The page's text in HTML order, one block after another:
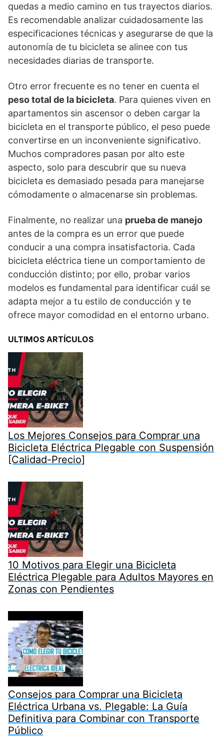
quedas a medio camino en tus trayectos diarios.
Es recomendable analizar cuidadosamente las
especificaciones técnicas y asegurarse de que la
autonomía de tu bicicleta se alinee con tus
necesidades diarias de transporte.
Otro error frecuente es no tener en cuenta el
peso total de la bicicleta. Para quienes viven en
apartamentos sin ascensor o deben cargar la
bicicleta en el transporte público, el peso puede
convertirse en un inconveniente significativo.
Muchos compradores pasan por alto este
aspecto, solo para descubrir que su nueva
bicicleta es demasiado pesada para manejarse
cómodamente o almacenarse sin problemas.
Finalmente, no realizar una prueba de manejo
antes de la compra es un error que puede
conducir a una compra insatisfactoria. Cada
bicicleta eléctrica tiene un comportamiento de
conducción distinto; por ello, probar varios
modelos es fundamental para identificar cuál se
adapta mejor a tu estilo de conducción y te
ofrece mayor comodidad en el entorno urbano.
ULTIMOS ARTÍCULOS
Los Mejores Consejos para Comprar una
Bicicleta Eléctrica Plegable con Suspensión
[Calidad-Precio]
10 Motivos para Elegir una Bicicleta
Eléctrica Plegable para Adultos Mayores en
Zonas con Pendientes
Consejos para Comprar una Bicicleta
Eléctrica Urbana vs. Plegable: La Guía
Definitiva para Combinar con Transporte
Público